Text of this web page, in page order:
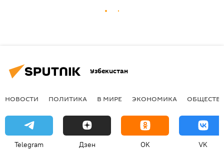
Узбекистан
НОВОСТИ ПОЛИТИКА В МИРЕ ЭКОНОМИКА
Telegram Дзен OK VK